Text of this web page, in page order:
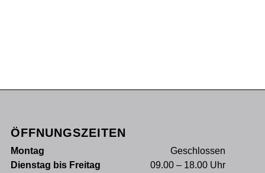
ÖFFNUNGSZEITEN
Montag
Geschlossen
Dienstag bis Freitag
09.00 – 18.00 Uhr